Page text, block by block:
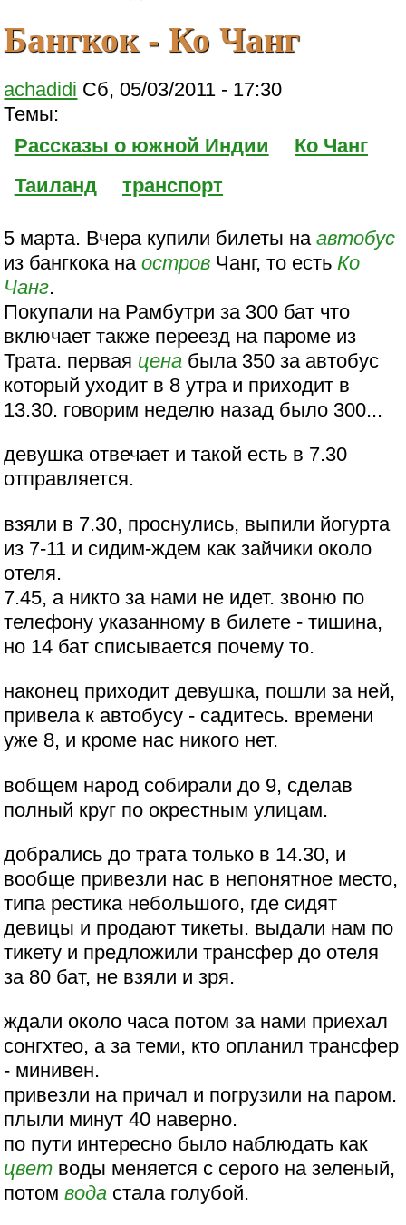
Бангкок - Ко Чанг
achadidi Сб, 05/03/2011 - 17:30
Темы:
Рассказы о южной Индии
Ко Чанг
Таиланд
транспорт
5 марта. Вчера купили билеты наавтобус
из бангкока наостров Чанг, то есть Ко
Чанг.
Покупали на Рамбутри за 300 бат что
включает также переезд на пароме из
Трата. первая цена была 350 за автобус
который уходит в 8 утра и приходит в
13.30. говорим неделю назад было 300...
девушка отвечает и такой есть в 7.30
отправляется.
взяли в 7.30, проснулись, выпили йогурта
из 7-11 и сидим-ждем как зайчики около
отеля.
7.45, а никто за нами не идет. звоню по
телефону указанному в билете - тишина,
но 14 бат списывается почему то.
наконец приходит девушка, пошли за ней,
привела к автобусу - садитесь. времени
уже 8, и кроме нас никого нет.
вобщем народ собирали до 9, сделав
полный круг по окрестным улицам.
добрались до трата только в 14.30, и
вообще привезли нас в непонятное место,
типа рестика небольшого, где сидят
девицы и продают тикеты. выдали нам по
тикету и предложили трансфер до отеля
за 80 бат, не взяли и зря.
ждали около часа потом за нами приехал
сонгхтео, а за теми, кто опланил трансфер
- минивен.
привезли на причал и погрузили на паром.
плыли минут 40 наверно.
по пути интересно было наблюдать как
цвет воды меняется с серого на зеленый,
потомвода стала голубой.